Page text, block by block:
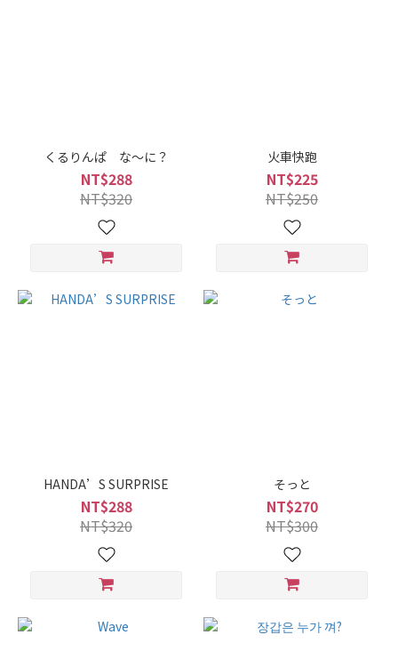
くるりんぱ な〜に？
NT$288
NT$320
火車快跑
NT$225
NT$250
HANDA’S SURPRISE
NT$288
NT$320
そっと
NT$270
NT$300